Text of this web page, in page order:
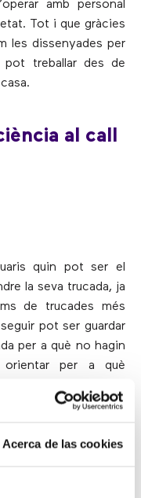
Acerca de las cookies
amb personal
Tot i que gràcies
les dissenyades per
treballar des de
al call
quin pot ser el
la seva trucada, ja
de trucades més
pot ser guardar
per a què no hagin
orientar per a què
visitar el lloc web,